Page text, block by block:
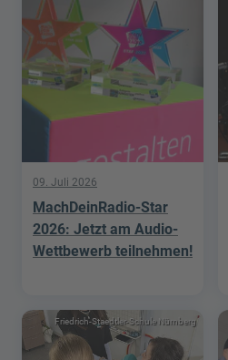
09. Juli 2026
MachDeinRadio-Star
2026: Jetzt am Audio-
Wettbewerb teilnehmen!
Friedrich-Staedtler-Schule Nürnberg